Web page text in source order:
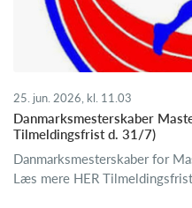
25. jun. 2026, kl. 11.03
Danmarksmesterskaber
Tilmeldingsfrist d. 31/7)
Danmarksmesterskaber for
Læs mere HER